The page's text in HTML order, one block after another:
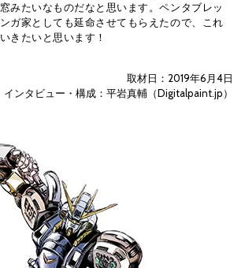
みたいなものだなと思います。ペンタブレッ
ガ家としても延命させてもらえたので、これ
きたいと思います！
取材日：2019年6月4日
インタビュー・構成：平岩真輔（Digitalpaint.jp）